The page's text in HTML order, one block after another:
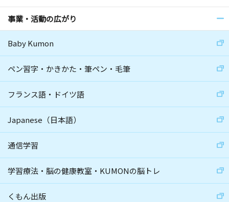
事業・活動の広がり
Baby Kumon
ペン習字・かきかた・筆ペン・毛筆
フランス語・ドイツ語
Japanese（日本語）
通信学習
学習療法・脳の健康教室・KUMONの脳トレ
くもん出版